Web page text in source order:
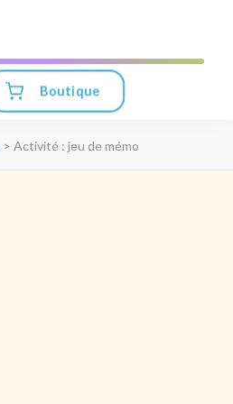
Boutique
> Activité : jeu de mémo